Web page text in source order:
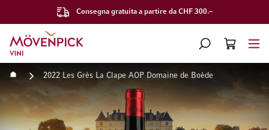
Consegna gratuita a partire da CHF 300.–
Vai alla Home Page
CERCA
CART
Home 2022 Les Grès La Clape AOP Domaine de Boède
Vai alla fine della galleria di immagini
Vai all'inizio della galleria